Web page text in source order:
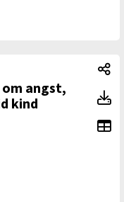
angst,
kind